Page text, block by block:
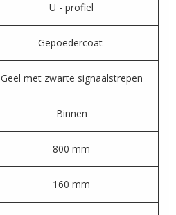
U - profiel
Gepoedercoat
Geel met zwarte signaalstrepen
Binnen
800 mm
160 mm